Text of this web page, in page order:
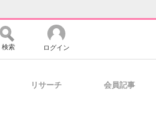
検索 ログイン
リサーチ 会員記事